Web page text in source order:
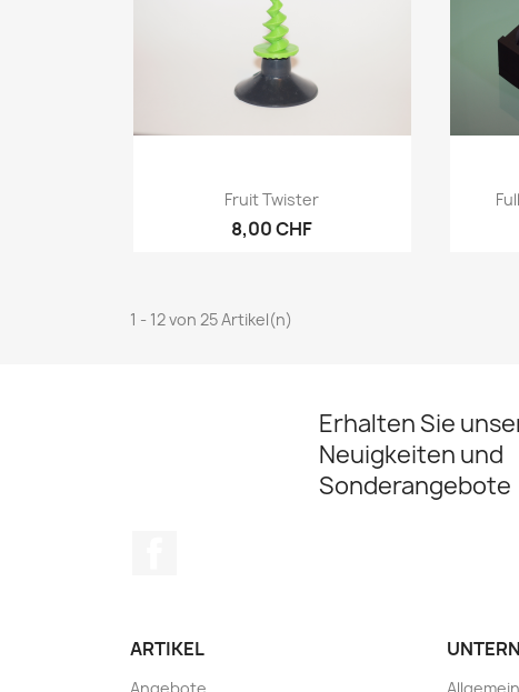
Vorschau
Fruit Twister
8,00 CHF
1 - 12 von 25 Artikel(n)
Erhalten Sie
Neuigkeiten und
Sonderangebote
ARTIKEL